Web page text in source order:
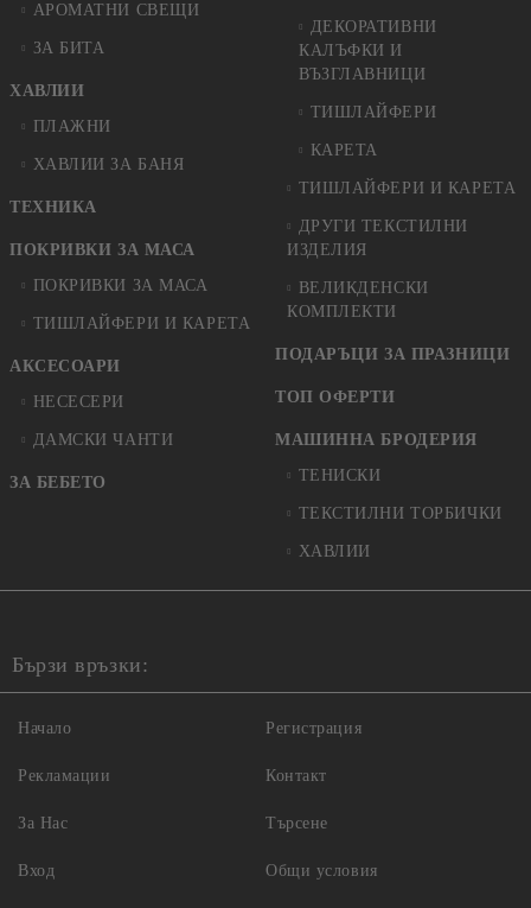
АРОМАТНИ СВЕЩИ
ЗА БИТА
ХАВЛИИ
ПЛАЖНИ
ХАВЛИИ ЗА БАНЯ
ТЕХНИКА
ПОКРИВКИ ЗА МАСА
ПОКРИВКИ ЗА МАСА
ТИШЛАЙФЕРИ И КАРЕТА
АКСЕСОАРИ
НЕСЕСЕРИ
ДАМСКИ ЧАНТИ
ЗА БЕБЕТО
ДЕКОРАТИВНИ
КАЛЪФКИ И
ВЪЗГЛАВНИЦИ
ТИШЛАЙФЕРИ
КАРЕТА
ТИШЛАЙФЕРИ И КАРЕТА
ДРУГИ ТЕКСТИЛНИ
ИЗДЕЛИЯ
ВЕЛИКДЕНСКИ
КОМПЛЕКТИ
ПОДАРЪЦИ ЗА ПРАЗНИЦИ
ТОП ОФЕРТИ
МАШИННА БРОДЕРИЯ
ТЕНИСКИ
ТЕКСТИЛНИ ТОРБИЧКИ
ХАВЛИИ
Бързи връзки:
Начало
Рекламации
За Нас
Вход
Регистрация
Контакт
Търсене
Общи условия